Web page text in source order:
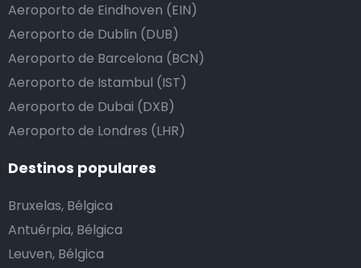
Aeroporto de Eindhoven (EIN)
Aeroporto de Dublin (DUB)
Aeroporto de Barcelona (BCN)
Aeroporto de Istambul (IST)
Aeroporto de Dubai (DXB)
Aeroporto de Londres (LHR)
Destinos populares
Bruxelas, Bélgica
Antuérpia, Bélgica
Leuven, Bélgica